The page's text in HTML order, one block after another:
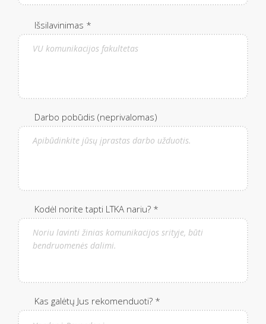
Išsilavinimas *
Darbo pobūdis (neprivalomas)
Kodėl norite tapti LTKA nariu? *
Kas galėtų Jus rekomenduoti? *